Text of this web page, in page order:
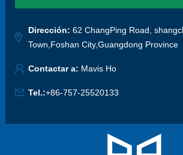
Dirección: 62 ChangPing Road,
Town,Foshan City,Guangdong Province
Contactar a: Mavis Ho
Tel.:+86-757-25520133